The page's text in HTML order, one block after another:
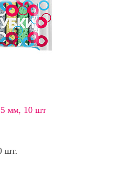
мм, 10 шт
шт.